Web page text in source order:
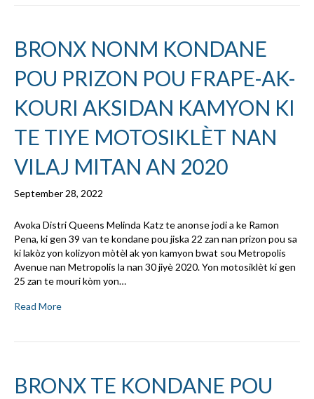
BRONX NONM KONDANE
POU PRIZON POU FRAPE-AK-
KOURI AKSIDAN KAMYON KI
TE TIYE MOTOSIKLÈT NAN
VILAJ MITAN AN 2020
September 28, 2022
Avoka Distri Queens Melinda Katz te anonse jodi a ke Ramon
Pena, ki gen 39 van te kondane pou jiska 22 zan nan prizon pou sa
ki lakòz yon kolizyon mòtèl ak yon kamyon bwat sou Metropolis
Avenue nan Metropolis la nan 30 jiyè 2020. Yon motosiklèt ki gen
25 zan te mouri kòm yon…
Read More
BRONX TE KONDANE POU